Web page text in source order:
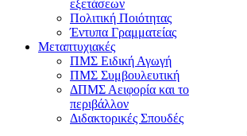
εξετάσεων
Πολιτική Ποιότητας
Έντυπα Γραμματείας
Μεταπτυχιακές
ΠΜΣ Ειδική Αγωγή
ΠΜΣ Συμβουλευτική
ΔΠΜΣ Αειφορία και το
περιβάλλον
Διδακτορικές Σπουδές